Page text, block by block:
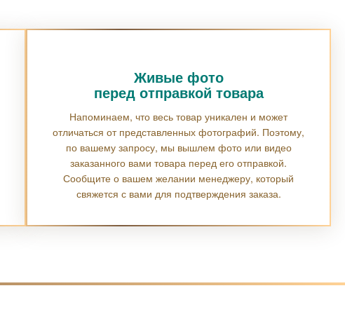
Живые фото
перед отправкой товара
Напоминаем, что весь товар уникален и может
отличаться от представленных фотографий. Поэтому,
по вашему запросу, мы вышлем фото или видео
заказанного вами товара перед его отправкой.
Сообщите о вашем желании менеджеру, который
свяжется с вами для подтверждения заказа.